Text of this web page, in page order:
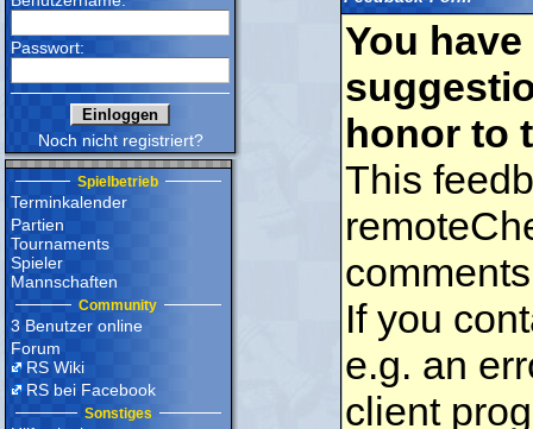
Passwort:
Noch nicht registriert?
Spielbetrieb
Terminkalender
Partien
Tournaments
Spieler
Mannschaften
Community
3 Benutzer online
Forum
RS Wiki
RS bei Facebook
Sonstiges
You
honor to
This
If you
e.g. an
client